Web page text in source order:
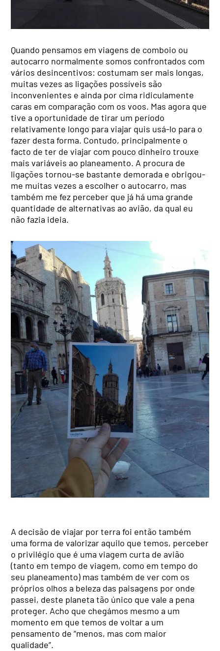
Quando pensamos em viagens de comboio ou
autocarro normalmente somos confrontados com
vários desincentivos: costumam ser mais longas,
muitas vezes as ligações possíveis são
inconvenientes e ainda por cima ridiculamente
caras em comparação com os voos. Mas agora que
tive a oportunidade de tirar um período
relativamente longo para viajar quis usá-lo para o
fazer desta forma. Contudo, principalmente o
facto de ter de viajar com pouco dinheiro trouxe
mais variáveis ao planeamento. A procura de
ligações tornou-se bastante demorada e obrigou-
me muitas vezes a escolher o autocarro, mas
também me fez perceber que já há uma grande
quantidade de alternativas ao avião, da qual eu
não fazia ideia.
A decisão de viajar por terra foi então também
uma forma de valorizar aquilo que temos, perceber
o privilégio que é uma viagem curta de avião
(tanto em tempo de viagem, como em tempo do
seu planeamento) mas também de ver com os
próprios olhos a beleza das paisagens por onde
passei, deste planeta tão único que vale a pena
proteger. Acho que chegámos mesmo a um
momento em que temos de voltar a um
pensamento de “menos, mas com maior
qualidade”.